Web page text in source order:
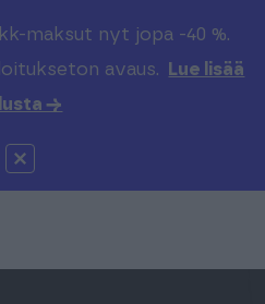
maksut nyt jopa -40 %.
avaus.
Lue lisää
→
kieli